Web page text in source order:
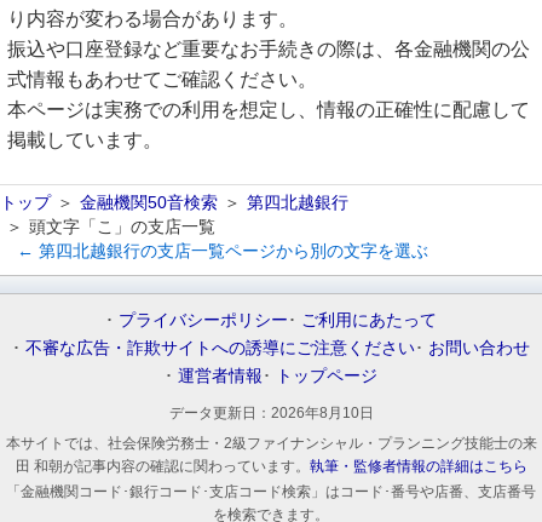
り内容が変わる場合があります。
振込や口座登録など重要なお手続きの際は、各金融機関の公
式情報もあわせてご確認ください。
本ページは実務での利用を想定し、情報の正確性に配慮して
掲載しています。
トップ 金融機関50音検索
第四北越銀行
頭文字「こ」の支店一覧
← 第四北越銀行の支店一覧ページから別の文字を選ぶ
プライバシーポリシー
ご利用にあたって
不審な広告・詐欺サイトへの誘導にご注意ください
お問い合わせ
運営者情報
トップページ
データ更新日： 2026年8月10日
本サイトでは、社会保険労務士・2級ファイナンシャル・プランニング技能士の来
田 和朝が記事内容の確認に関わっています。 執筆・監修者情報の詳細はこちら
「金融機関コード･銀行コード･支店コード検索」はコード･番号や店番、支店番号
を検索できます。